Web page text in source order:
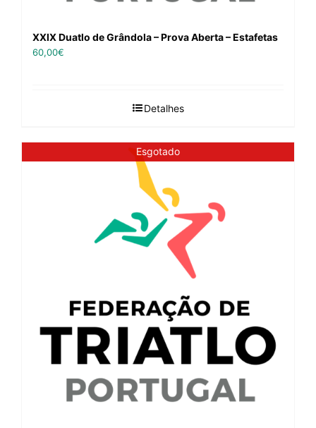
XXIX Duatlo de Grândola – Prova Aberta – Estafetas
60,00€
Detalhes
Esgotado